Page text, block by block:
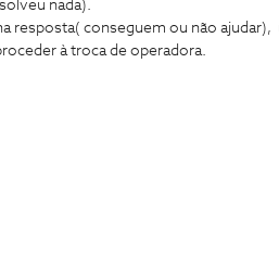
nada).
resposta( conseguem ou não
à troca de operadora.